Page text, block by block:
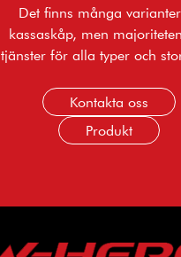
Det finns många
kassaskåp, men
tjänster för alla typer och
Kontakta oss
Produkt